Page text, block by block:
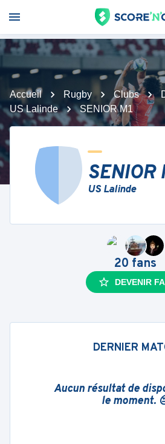
Accueil Rugby Clubs
US Lalinde
SENIOR M1
SENIOR
US Lalinde
20 fans
DEVENIR
DERNIER
Aucun résultat de
le moment.